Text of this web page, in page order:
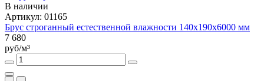
В наличии
Артикул: 01165
Брус строганный естественной влажности 140х190х6000 мм
7 680
руб/м³